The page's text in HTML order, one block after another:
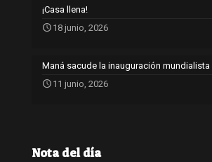
¡Casa llena!
18 junio, 2026
Maná sacude la inauguración mundialista
11 junio, 2026
Nota del día